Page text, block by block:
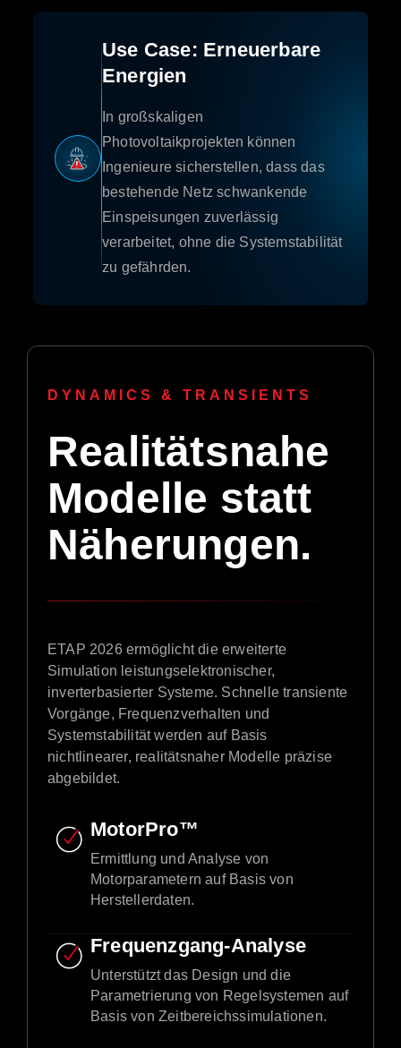
Use Case: Erneuerbare
Energien
In großskaligen
Photovoltaikprojekten können
Ingenieure sicherstellen, dass das
bestehende Netz schwankende
Einspeisungen zuverlässig
verarbeitet, ohne die Systemstabilität
zu gefährden.
DYNAMICS & TRANSIENTS
Realitätsnahe
Modelle statt
Näherungen.
ETAP 2026 ermöglicht die erweiterte
Simulation leistungselektronischer,
inverterbasierter Systeme. Schnelle transiente
Vorgänge, Frequenzverhalten und
Systemstabilität werden auf Basis
nichtlinearer, realitätsnaher Modelle präzise
abgebildet.
MotorPro™
Ermittlung und Analyse von
Motorparametern auf Basis von
Herstellerdaten.
Frequenzgang-Analyse
Unterstützt das Design und die
Parametrierung von Regelsystemen auf
Basis von Zeitbereichssimulationen.